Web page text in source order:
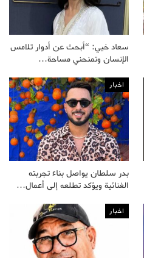
سعاد خيي: “أبحث عن أدوار تلامس
الإنسان وتمنحني مساحة…
اخبار
بدر سلطان يواصل بناء تجربته
الغنائية ويؤكد تطلعه إلى أعمال…
اخبار